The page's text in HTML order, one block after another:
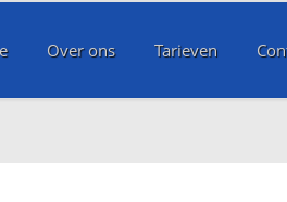
Over ons Tarieven